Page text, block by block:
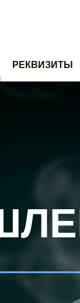
РЕКВИЗИТЫ